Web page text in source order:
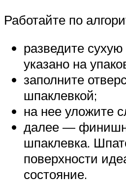
Работайте по
разведите
указано на
заполните
шпаклевкой;
на нее уложите
далее —
шпаклевка.
поверхности
состояние.